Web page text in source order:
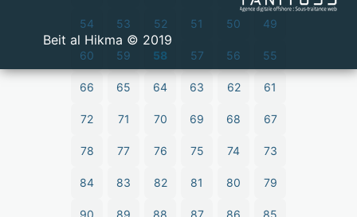
49
50
51
52
53
54
55
56
57
58
59
60
61
62
63
64
65
66
67
68
69
70
71
72
73
74
75
76
77
78
79
80
81
82
83
84
2019 © Beit al Hikma